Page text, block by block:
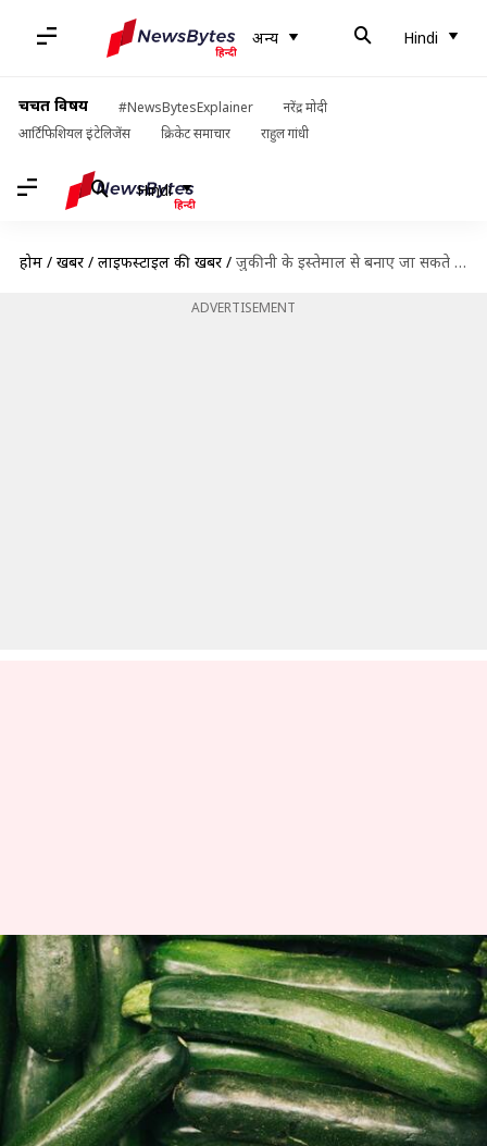
अन्य Hindi
चर्चित विषय #NewsBytesExplainer
नरेंद्र मोदी
आर्टिफिशियल इंटेलिजेंस
क्रिकेट समाचार राहुल गांधी
Hindi
होम / खबरें / लाइफस्टाइल की खबरें / जुकीनी के इस्तेमाल से बनाए जा सकते हैं ये 5 स्वादिष्ट भारतीय व्यंजन, जानिए रेसिपी
ADVERTISEMENT
जुकीनी के इस्तेमाल से बनाए जा
सकते हैं ये 5 स्वादिष्ट भारतीय व्यंजन,
जानिए रेसिपी
लेखन अंजली Oct 02, 2024 10:44 pm
क्या है खबर?